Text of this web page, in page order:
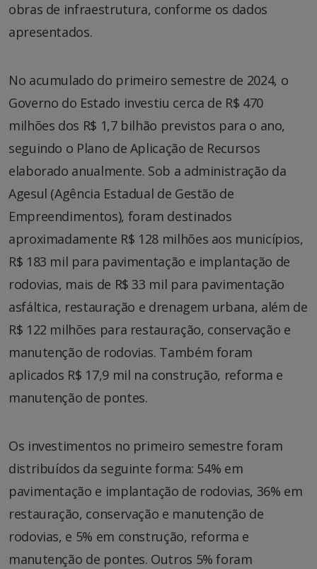
obras de infraestrutura, conforme os dados
apresentados.
No acumulado do primeiro semestre de 2024, o
Governo do Estado investiu cerca de R$ 470
milhões dos R$ 1,7 bilhão previstos para o ano,
seguindo o Plano de Aplicação de Recursos
elaborado anualmente. Sob a administração da
Agesul (Agência Estadual de Gestão de
Empreendimentos), foram destinados
aproximadamente R$ 128 milhões aos municípios,
R$ 183 mil para pavimentação e implantação de
rodovias, mais de R$ 33 mil para pavimentação
asfáltica, restauração e drenagem urbana, além de
R$ 122 milhões para restauração, conservação e
manutenção de rodovias. Também foram
aplicados R$ 17,9 mil na construção, reforma e
manutenção de pontes.
Os investimentos no primeiro semestre foram
distribuídos da seguinte forma: 54% em
pavimentação e implantação de rodovias, 36% em
restauração, conservação e manutenção de
rodovias, e 5% em construção, reforma e
manutenção de pontes. Outros 5% foram